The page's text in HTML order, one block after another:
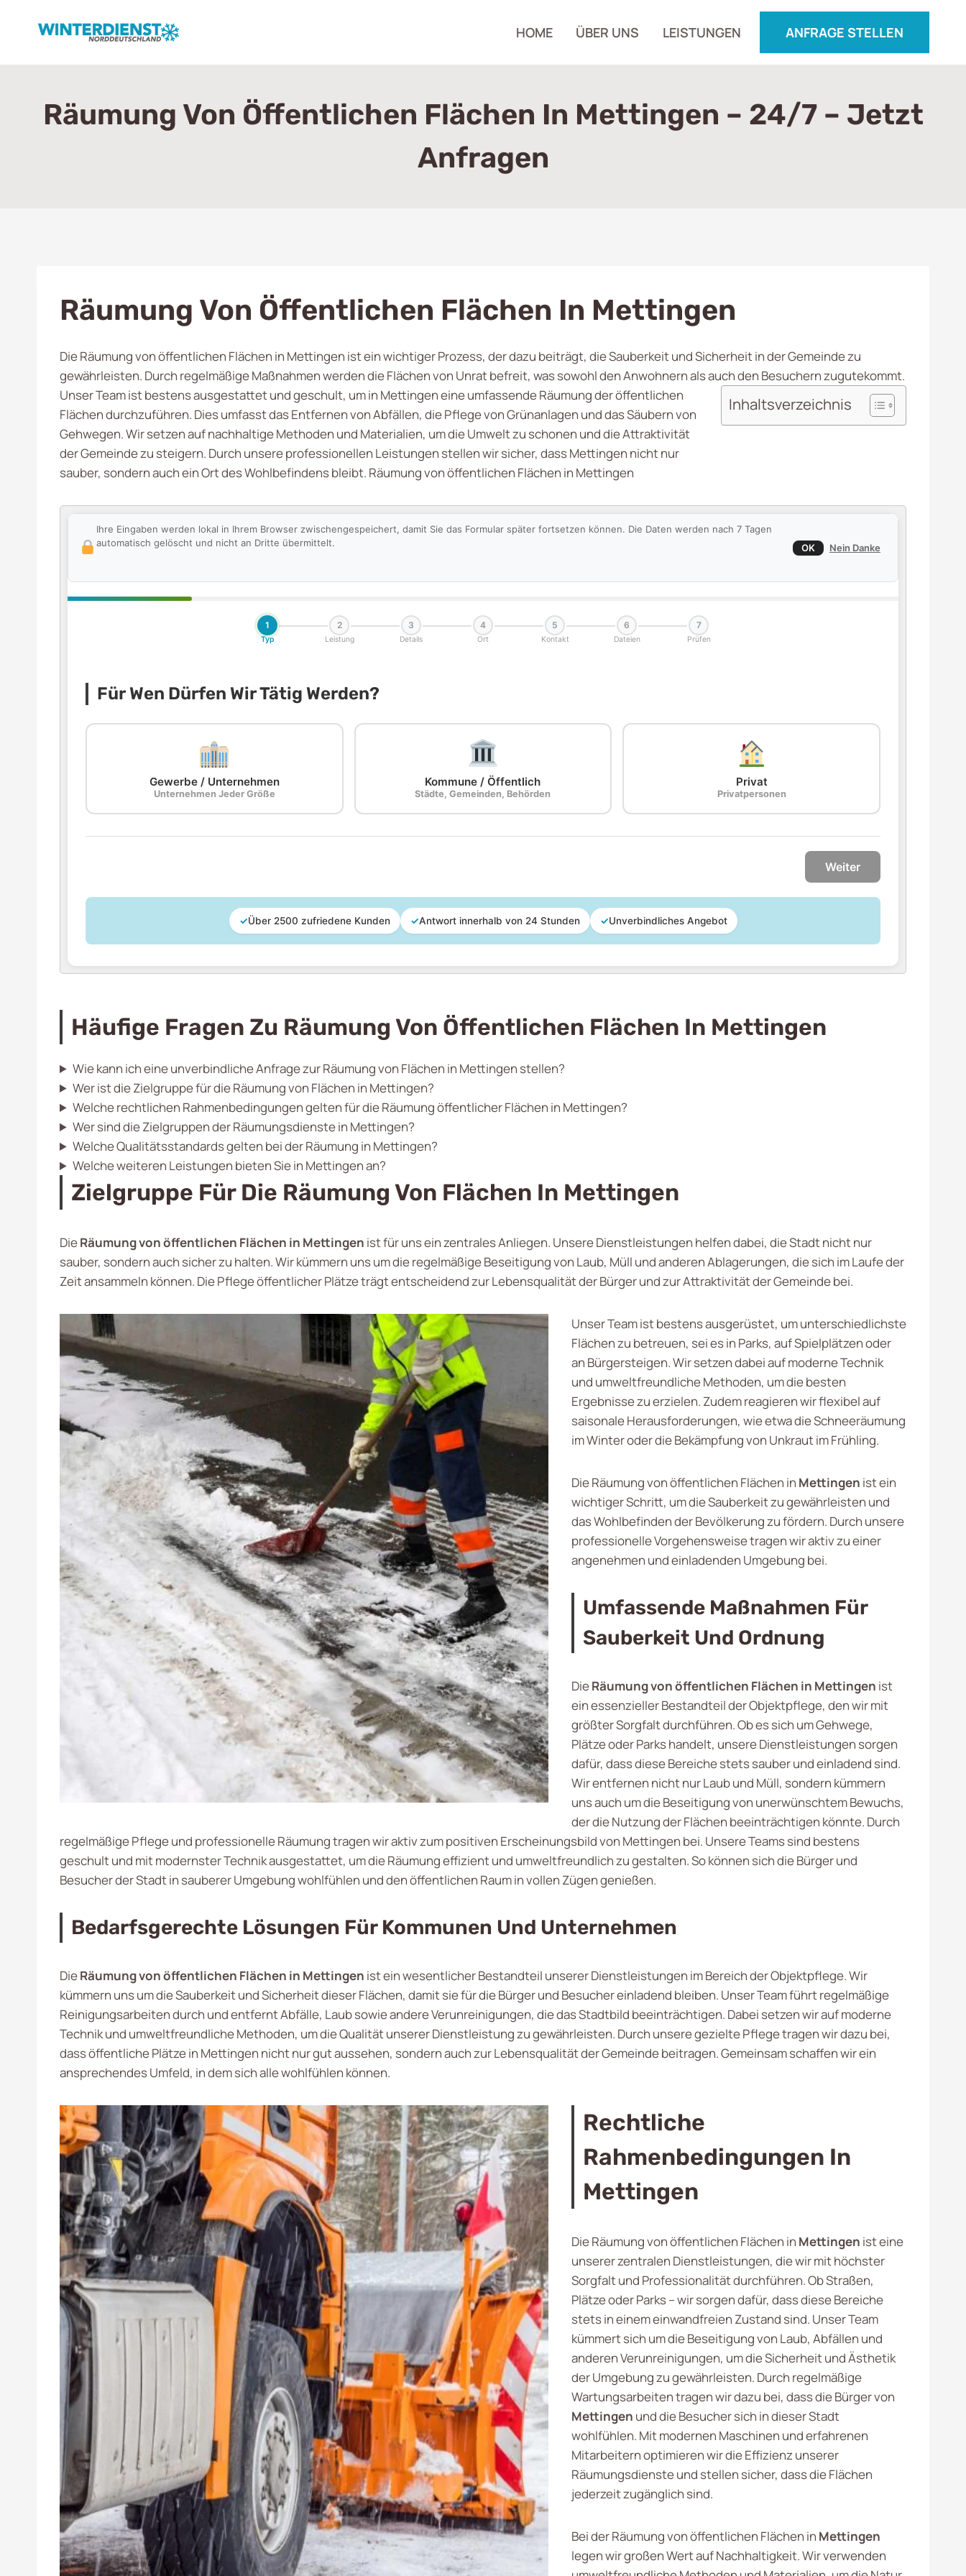
HOME ÜBER UNS LEISTUNGEN ANFRAGE STELLEN
Räumung Von Öffentlichen Flächen In Mettingen – 24/7 – Jetzt
Anfragen
Räumung Von Öffentlichen Flächen In Mettingen
Die Räumung von öffentlichen Flächen in Mettingen ist ein wichtiger Prozess, der dazu beiträgt, die Sauberkeit und Sicherheit in der Gemeinde zu
gewährleisten. Durch regelmäßige Maßnahmen werden die Flächen von Unrat befreit, was sowohl den Anwohnern als auch den Besuchern zugutekommt.
Inhaltsverzeichnis
Unser Team ist bestens ausgestattet und geschult, um in Mettingen eine umfassende Räumung der öffentlichen
Flächen durchzuführen. Dies umfasst das Entfernen von Abfällen, die Pflege von Grünanlagen und das Säubern von
Gehwegen. Wir setzen auf nachhaltige Methoden und Materialien, um die Umwelt zu schonen und die Attraktivität
der Gemeinde zu steigern. Durch unsere professionellen Leistungen stellen wir sicher, dass Mettingen nicht nur
sauber, sondern auch ein Ort des Wohlbefindens bleibt. Räumung von öffentlichen Flächen in Mettingen
Ihre Eingaben werden lokal in Ihrem Browser zwischengespeichert, damit Sie das Formular später fortsetzen können. Die Daten werden nach 7 Tagen
automatisch gelöscht und nicht an Dritte übermittelt.
OK Nein Danke
1
Typ
2
Leistung
3
Details
4
Ort
5
Kontakt
6
Dateien
7
Prüfen
Für Wen Dürfen Wir Tätig Werden?
Gewerbe / Unternehmen
Unternehmen Jeder Größe
Kommune / Öffentlich
Städte, Gemeinden, Behörden
Privat
Privatpersonen
Weiter
✓Über 2500 zufriedene Kunden ✓Antwort innerhalb von 24 Stunden ✓Unverbindliches Angebot
Häufige Fragen Zu Räumung Von Öffentlichen Flächen In Mettingen
Wie kann ich eine unverbindliche Anfrage zur Räumung von Flächen in Mettingen stellen?
Wer ist die Zielgruppe für die Räumung von Flächen in Mettingen?
Welche rechtlichen Rahmenbedingungen gelten für die Räumung öffentlicher Flächen in Mettingen?
Wer sind die Zielgruppen der Räumungsdienste in Mettingen?
Welche Qualitätsstandards gelten bei der Räumung in Mettingen?
Welche weiteren Leistungen bieten Sie in Mettingen an?
Zielgruppe Für Die Räumung Von Flächen In Mettingen
DieRäumung von öffentlichen Flächen in Mettingen ist für uns ein zentrales Anliegen. Unsere Dienstleistungen helfen dabei, die Stadt nicht nur
sauber, sondern auch sicher zu halten. Wir kümmern uns um die regelmäßige Beseitigung von Laub, Müll und anderen Ablagerungen, die sich im Laufe der
Zeit ansammeln können. Die Pflege öffentlicher Plätze trägt entscheidend zur Lebensqualität der Bürger und zur Attraktivität der Gemeinde bei.
Unser Team ist bestens ausgerüstet, um unterschiedlichste
Flächen zu betreuen, sei es in Parks, auf Spielplätzen oder
an Bürgersteigen. Wir setzen dabei auf moderne Technik
und umweltfreundliche Methoden, um die besten
Ergebnisse zu erzielen. Zudem reagieren wir flexibel auf
saisonale Herausforderungen, wie etwa die Schneeräumung
im Winter oder die Bekämpfung von Unkraut im Frühling.
Die Räumung von öffentlichen Flächen in Mettingen ist ein
wichtiger Schritt, um die Sauberkeit zu gewährleisten und
das Wohlbefinden der Bevölkerung zu fördern. Durch unsere
professionelle Vorgehensweise tragen wir aktiv zu einer
angenehmen und einladenden Umgebung bei.
Umfassende Maßnahmen Für
Sauberkeit Und Ordnung
DieRäumung von öffentlichen Flächen in Mettingen ist
ein essenzieller Bestandteil der Objektpflege, den wir mit
größter Sorgfalt durchführen. Ob es sich um Gehwege,
Plätze oder Parks handelt, unsere Dienstleistungen sorgen
dafür, dass diese Bereiche stets sauber und einladend sind.
Wir entfernen nicht nur Laub und Müll, sondern kümmern
uns auch um die Beseitigung von unerwünschtem Bewuchs,
der die Nutzung der Flächen beeinträchtigen könnte. Durch
regelmäßige Pflege und professionelle Räumung tragen wir aktiv zum positiven Erscheinungsbild von Mettingen bei. Unsere Teams sind bestens
geschult und mit modernster Technik ausgestattet, um die Räumung effizient und umweltfreundlich zu gestalten. So können sich die Bürger und
Besucher der Stadt in sauberer Umgebung wohlfühlen und den öffentlichen Raum in vollen Zügen genießen.
Bedarfsgerechte Lösungen Für Kommunen Und Unternehmen
DieRäumung von öffentlichen Flächen in Mettingen ist ein wesentlicher Bestandteil unserer Dienstleistungen im Bereich der Objektpflege. Wir
kümmern uns um die Sauberkeit und Sicherheit dieser Flächen, damit sie für die Bürger und Besucher einladend bleiben. Unser Team führt regelmäßige
Reinigungsarbeiten durch und entfernt Abfälle, Laub sowie andere Verunreinigungen, die das Stadtbild beeinträchtigen. Dabei setzen wir auf moderne
Technik und umweltfreundliche Methoden, um die Qualität unserer Dienstleistung zu gewährleisten. Durch unsere gezielte Pflege tragen wir dazu bei,
dass öffentliche Plätze in Mettingen nicht nur gut aussehen, sondern auch zur Lebensqualität der Gemeinde beitragen. Gemeinsam schaffen wir ein
ansprechendes Umfeld, in dem sich alle wohlfühlen können.
Rechtliche
Rahmenbedingungen In
Mettingen
Die Räumung von öffentlichen Flächen in Mettingen ist eine
unserer zentralen Dienstleistungen, die wir mit höchster
Sorgfalt und Professionalität durchführen. Ob Straßen,
Plätze oder Parks – wir sorgen dafür, dass diese Bereiche
stets in einem einwandfreien Zustand sind. Unser Team
kümmert sich um die Beseitigung von Laub, Abfällen und
anderen Verunreinigungen, um die Sicherheit und Ästhetik
der Umgebung zu gewährleisten. Durch regelmäßige
Wartungsarbeiten tragen wir dazu bei, dass die Bürger von
Mettingen und die Besucher sich in dieser Stadt
wohlfühlen. Mit modernen Maschinen und erfahrenen
Mitarbeitern optimieren wir die Effizienz unserer
Räumungsdienste und stellen sicher, dass die Flächen
jederzeit zugänglich sind.
Bei der Räumung von öffentlichen Flächen in Mettingen
legen wir großen Wert auf Nachhaltigkeit. Wir verwenden